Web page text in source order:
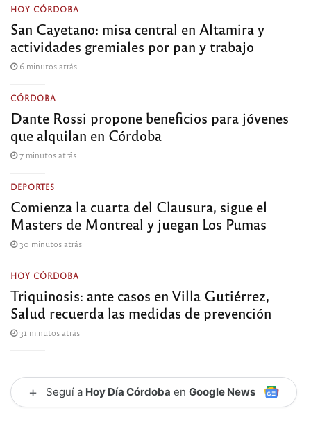
HOY CÓRDOBA
San Cayetano: misa central en Altamira y
actividades gremiales por pan y trabajo
6 minutos atrás
CÓRDOBA
Dante Rossi propone beneficios para jóvenes
que alquilan en Córdoba
7 minutos atrás
DEPORTES
Comienza la cuarta del Clausura, sigue el
Masters de Montreal y juegan Los Pumas
30 minutos atrás
HOY CÓRDOBA
Triquinosis: ante casos en Villa Gutiérrez,
Salud recuerda las medidas de prevención
31 minutos atrás
+ Seguí a Hoy Día Córdoba en Google News